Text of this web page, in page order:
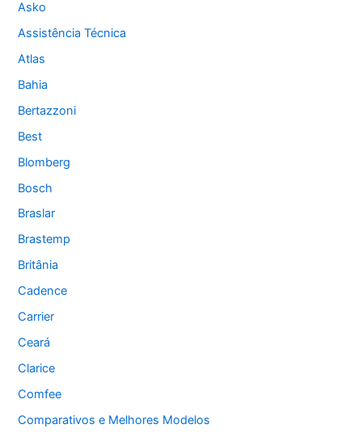
Asko
Assistência Técnica
Atlas
Bahia
Bertazzoni
Best
Blomberg
Bosch
Braslar
Brastemp
Britânia
Cadence
Carrier
Ceará
Clarice
Comfee
Comparativos e Melhores Modelos